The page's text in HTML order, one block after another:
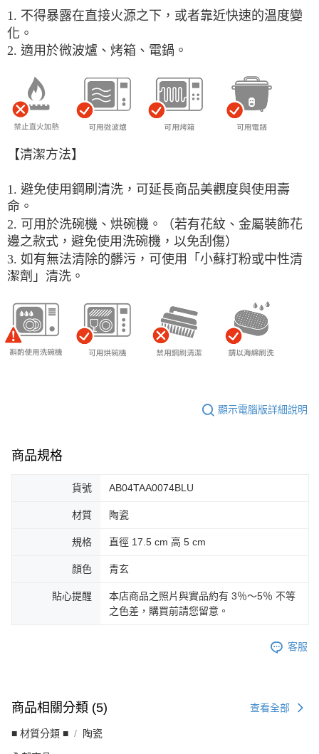
1. 不得暴露在直接火源之下，或者靠近快速的溫度變
化。
2. 適用於微波爐、烤箱、電鍋。
【清潔方法】
1. 避免使用鋼刷清洗，可延長商品美觀度與使用壽
命。
2. 可用於洗碗機、烘碗機。（若有花紋、金屬裝飾花
邊之款式，避免使用洗碗機，以免刮傷）
3. 如有無法清除的髒污，可使用「小蘇打粉或中性清
潔劑」清洗。
顯示電腦版詳細說明
商品規格
貨號 AB04TAA0074BLU
材質 陶瓷
規格 直徑 17.5 cm 高 5 cm
顏色 青玄
貼心提醒
本店商品之照片與實品約有 3％～5％ 不等
之色差，購買前請您留意。
客服
商品相關分類 (5) 查看全部
■ 材質分類 ■ 陶瓷